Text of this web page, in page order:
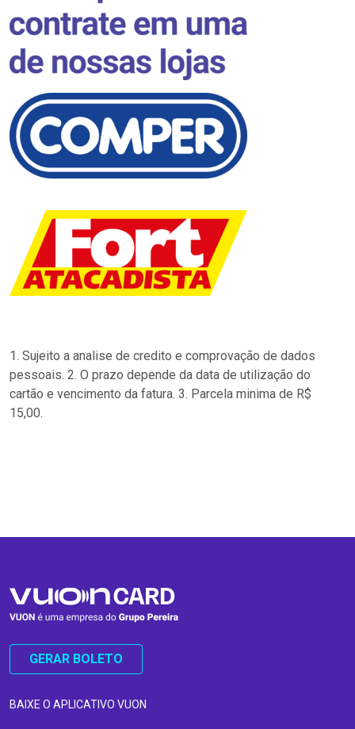
1. Sujeito a analise de credito e comprovação de dados
pessoais. 2. O prazo depende da data de utilização do
cartão e vencimento da fatura. 3. Parcela minima de R$
15,00.
GERAR BOLETO
BAIXE O APLICATIVO VUON